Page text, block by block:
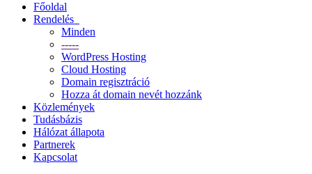
Főoldal
Rendelés
Minden
-----
WordPress Hosting
Cloud Hosting
Domain regisztráció
Hozza át domain nevét hozzánk
Közlemények
Tudásbázis
Hálózat állapota
Partnerek
Kapcsolat